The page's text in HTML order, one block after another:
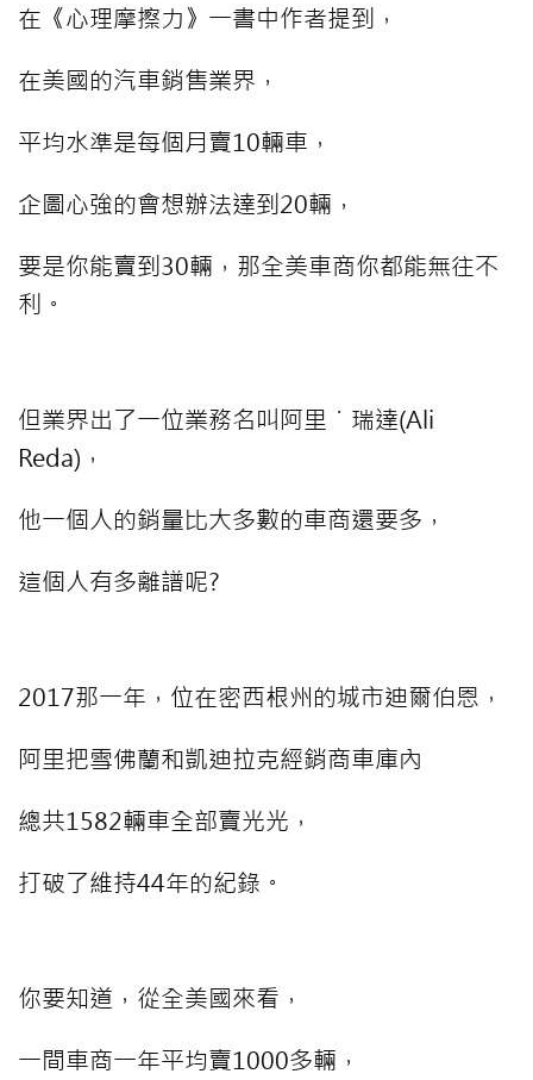
在《心理摩擦力》一書中作者提到，
在美國的汽車銷售業界，
平均水準是每個月賣10輛車，
企圖心強的會想辦法達到20輛，
要是你能賣到30輛， 那全美車商你都能無往不
利。
但業界出了一位業務名叫阿里˙瑞達(Ali
Reda)，
他一個人的銷量比大多數的車商還要多，
這個人有多離譜呢?
2017那一年，位在密西根州的城市迪爾伯恩，
阿里把雪佛蘭和凱迪拉克經銷商車庫內
總共1582輛車全部賣光光，
打破了維持44年的紀錄。
你要知道，從全美國來看，
一間車商一年平均賣1000多輛，